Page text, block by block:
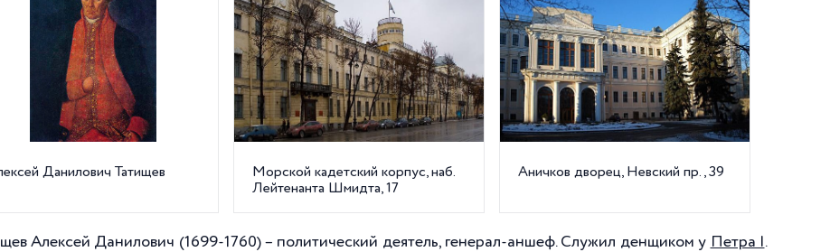
Данилович Татищев
Морской кадетский корпус, наб.
Лейтенанта Шмидта, 17
Аничков дворец, Невский пр., 39
Алексей Данилович (1699-1760) – политический деятель, генерал-аншеф. Служил денщиком у Петра I.